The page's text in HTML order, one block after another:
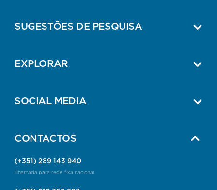
SUGESTÕES DE PESQUISA
EXPLORAR
SOCIAL MEDIA
CONTACTOS
(+351) 289 143 940
Chamada para rede fixa nacional